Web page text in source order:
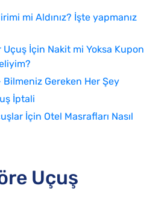
mi Aldınız? İşte yapmanız
İçin Nakit mi Yoksa Kupon
Gereken Her Şey
İptali
İçin Otel Masrafları Nasıl
Uçuş